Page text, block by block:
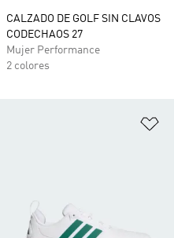
CALZADO DE GOLF SIN CLAVOS
CODECHAOS 27
Mujer Performance
2 colores